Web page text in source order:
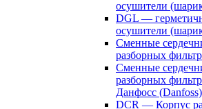
осушители
DGL —
осушители
Сменные
разборных
Сменные
разборных
Данфосс (Danfoss)
DCR — Корпус